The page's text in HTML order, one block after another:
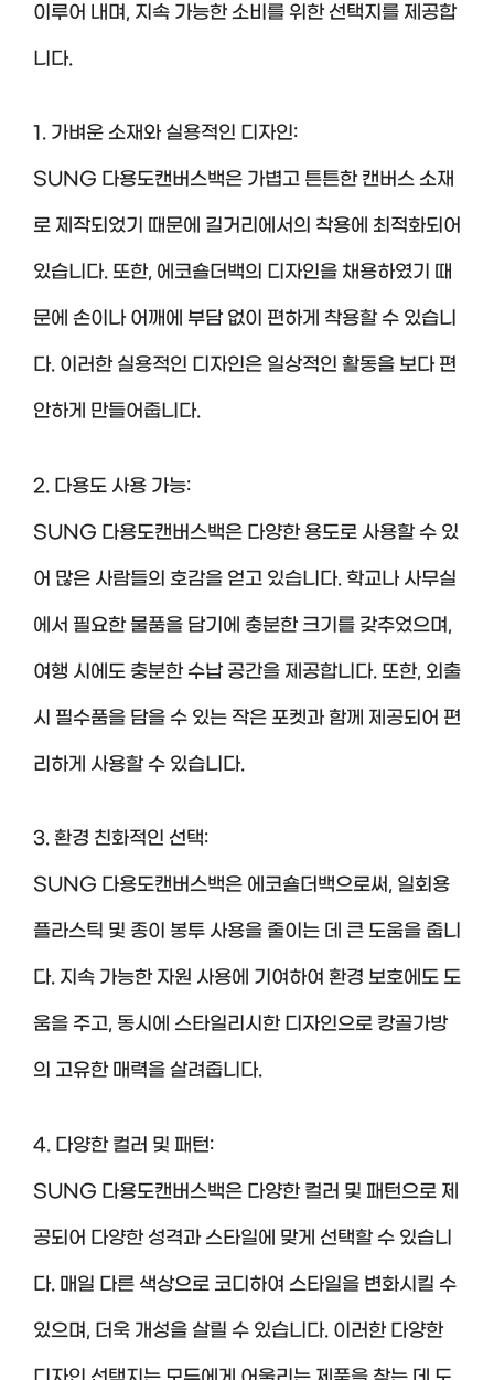
이루어 내며, 지속 가능한 소비를 위한 선택지를 제공합
니다.
1. 가벼운 소재와 실용적인 디자인:
SUNG 다용도캔버스백은 가볍고 튼튼한 캔버스 소재
로 제작되었기 때문에 길거리에서의 착용에 최적화되어
있습니다. 또한, 에코숄더백의 디자인을 채용하였기 때
문에 손이나 어깨에 부담 없이 편하게 착용할 수 있습니
다. 이러한 실용적인 디자인은 일상적인 활동을 보다 편
안하게 만들어줍니다.
2. 다용도 사용 가능:
SUNG 다용도캔버스백은 다양한 용도로 사용할 수 있
어 많은 사람들의 호감을 얻고 있습니다. 학교나 사무실
에서 필요한 물품을 담기에 충분한 크기를 갖추었으며,
여행 시에도 충분한 수납 공간을 제공합니다. 또한, 외출
시 필수품을 담을 수 있는 작은 포켓과 함께 제공되어 편
리하게 사용할 수 있습니다.
3. 환경 친화적인 선택:
SUNG 다용도캔버스백은 에코숄더백으로써, 일회용
플라스틱 및 종이 봉투 사용을 줄이는 데 큰 도움을 줍니
다. 지속 가능한 자원 사용에 기여하여 환경 보호에도 도
움을 주고, 동시에 스타일리시한 디자인으로 캉골가방
의 고유한 매력을 살려줍니다.
4. 다양한 컬러 및 패턴:
SUNG 다용도캔버스백은 다양한 컬러 및 패턴으로 제
공되어 다양한 성격과 스타일에 맞게 선택할 수 있습니
다. 매일 다른 색상으로 코디하여 스타일을 변화시킬 수
있으며, 더욱 개성을 살릴 수 있습니다. 이러한 다양한